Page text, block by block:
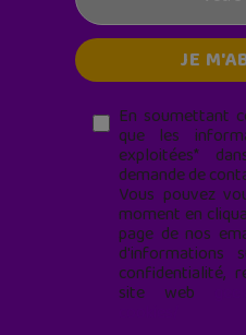
En soumettant
que les
exploitées*
demande de
Vous pouvez
moment en
page de nos
d'informations
confidentialité,
site web